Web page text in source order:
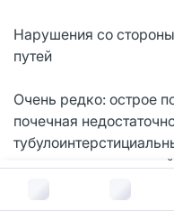
В
Нарушения со
путей
Очень редко: острое
почечная
синдром,
Общие нарушения и